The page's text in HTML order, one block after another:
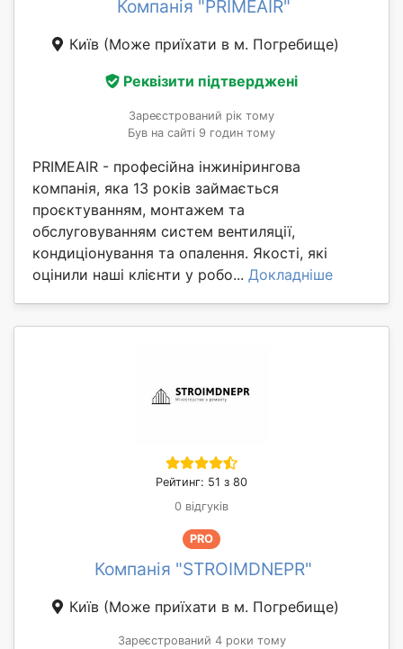
Компанія "PRIMEAIR"
Київ (Може приїхати в м. Погребище)
Реквізити підтверджені
Зареєстрований рік тому
Був на сайті 9 годин тому
PRIMEAIR - професійна інжинірингова
компанія, яка 13 років займається
проєктуванням, монтажем та
обслуговуванням систем вентиляції,
кондиціонування та опалення. Якості, які
оцінили наші клієнти у робо... Докладніше
Рейтинг: 51 з 80
0 відгуків
PRO
Компанія "STROIMDNEPR"
Київ (Може приїхати в м. Погребище)
Зареєстрований 4 роки тому